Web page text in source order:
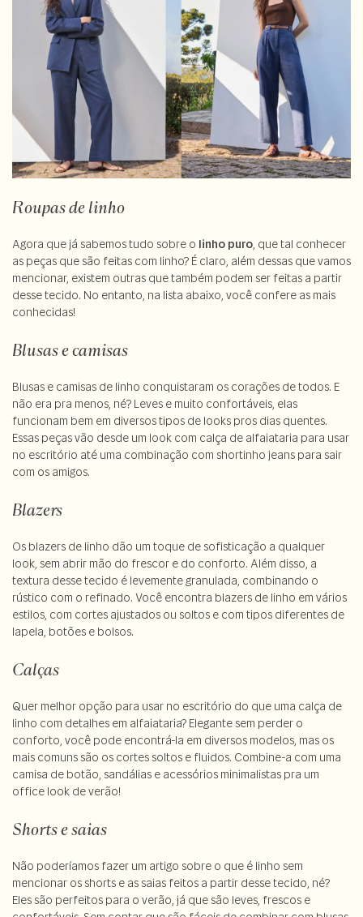
Roupas de linho
Agora que já sabemos tudo sobre o linho puro, que tal conhecer
as peças que são feitas com linho? É claro, além dessas que vamos
mencionar, existem outras que também podem ser feitas a partir
desse tecido. No entanto, na lista abaixo, você confere as mais
conhecidas!
Blusas e camisas
Blusas e camisas de linho conquistaram os corações de todos. E
não era pra menos, né? Leves e muito confortáveis, elas
funcionam bem em diversos tipos de looks pros dias quentes.
Essas peças vão desde um look com calça de alfaiataria para usar
no escritório até uma combinação com shortinho jeans para sair
com os amigos.
Blazers
Os blazers de linho dão um toque de sofisticação a qualquer
look, sem abrir mão do frescor e do conforto. Além disso, a
textura desse tecido é levemente granulada, combinando o
rústico com o refinado. Você encontra blazers de linho em vários
estilos, com cortes ajustados ou soltos e com tipos diferentes de
lapela, botões e bolsos.
Calças
Quer melhor opção para usar no escritório do que uma calça de
linho com detalhes em alfaiataria? Elegante sem perder o
conforto, você pode encontrá-la em diversos modelos, mas os
mais comuns são os cortes soltos e fluidos. Combine-a com uma
camisa de botão, sandálias e acessórios minimalistas pra um
office look de verão!
Shorts e saias
Não poderíamos fazer um artigo sobre o que é linho sem
mencionar os shorts e as saias feitos a partir desse tecido, né?
Eles são perfeitos para o verão, já que são leves, frescos e